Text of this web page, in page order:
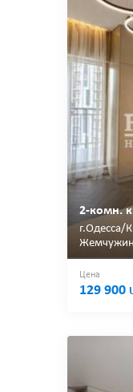
2-комн.
г.Одесса/
Цена
129 900